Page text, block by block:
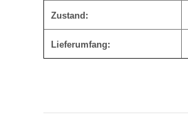
Zustand:
Lieferumfang: